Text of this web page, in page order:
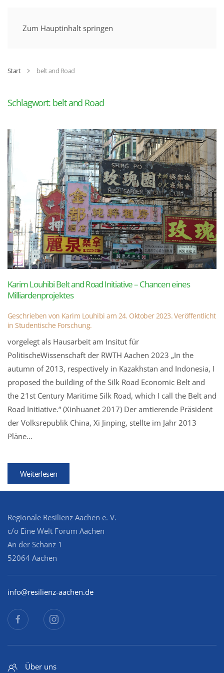
Zum Hauptinhalt springen
Start belt and Road
Schlagwort: belt and Road
Karim Louhibi Belt and Road Initiative – Chancen eines
Milliardenprojektes
Geschrieben von Karim Louhibi am 24. Oktober 2023. Veröffentlicht
inStudentische Forschung.
vorgelegt als Hausarbeit am Insitut für
PolitischeWissenschaft der RWTH Aachen 2023 „In the
autumn of 2013, respectively in Kazakhstan and Indonesia, I
proposed the building of the Silk Road Economic Belt and
the 21st Century Maritime Silk Road, which I call the Belt and
Road Initiative.“ (Xinhuanet 2017) Der amtierende Präsident
der Volksrepublik China, Xi Jinping, stellte im Jahr 2013
Pläne...
Weiterlesen
Regionale Resilienz Aachen e. V.
c/o Eine Welt Forum Aachen
An der Schanz 1
52064 Aachen
info@resilienz-aachen.de
Über uns